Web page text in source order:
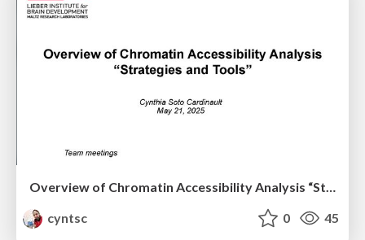
Overview of Chromatin Accessibility Analysis “Strategies and Tools”
cyntsc
0 45